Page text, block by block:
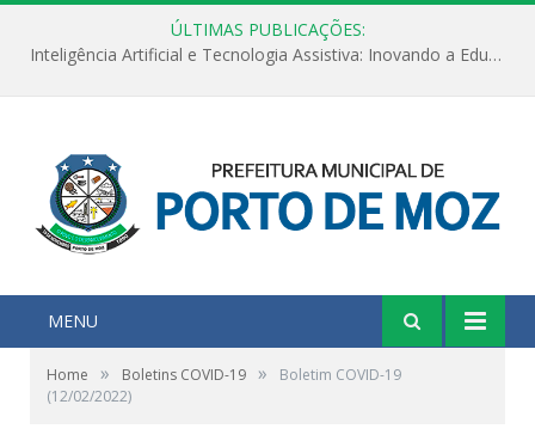
ÚLTIMAS PUBLICAÇÕES:
Inteligência Artificial e Tecnologia Assistiva: Inovando a Educação Especial e Inclusiva
MENU
Home » Boletins COVID-19 »
Boletim COVID-19
(12/02/2022)